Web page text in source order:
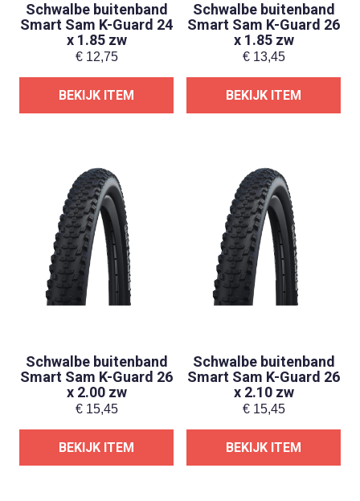
Schwalbe buitenband
Smart Sam K-Guard 24
x 1.85 zw
€12,75
BEKIJK ITEM
Schwalbe buitenband
Smart Sam K-Guard 26
x 1.85 zw
€13,45
BEKIJK ITEM
Schwalbe buitenband
Smart Sam K-Guard 26
x 2.00 zw
€15,45
BEKIJK ITEM
Schwalbe buitenband
Smart Sam K-Guard 26
x 2.10 zw
€15,45
BEKIJK ITEM